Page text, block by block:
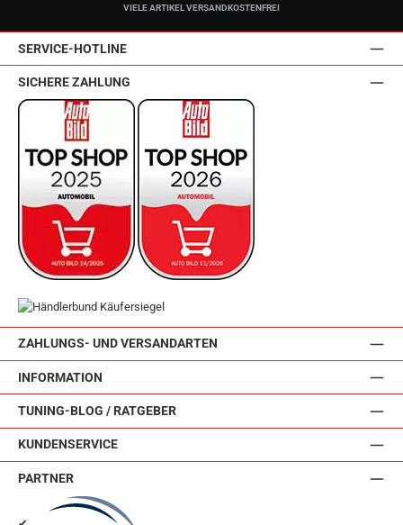
VIELE ARTIKEL VERSANDKOSTENFREI
SERVICE-HOTLINE
ZAHLUNGS- UND VERSANDARTEN
INFORMATION
TUNING-BLOG / RATGEBER
KUNDENSERVICE
SICHERE ZAHLUNG
PARTNER